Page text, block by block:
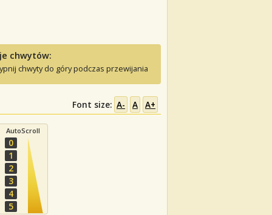
chwytów:
chwyty do góry podczas przewijania
Font size: A- A A+
AutoScroll
0
1
2
3
4
5